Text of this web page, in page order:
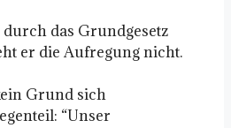
das Grundgesetz
er die Aufregung nicht.
Grund sich
“Unser